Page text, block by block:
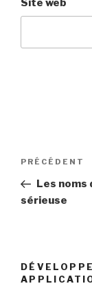
Site web
Navigation
l’article
Article
précédent
PRÉCÉDENT
Les noms
sérieuse